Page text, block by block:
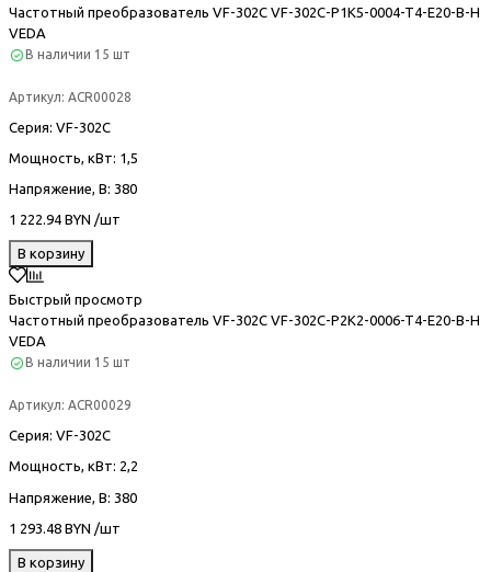
Частотный преобразователь VF-302С VF-302C-P1K5-0004-T4-E20-B-H
VEDA
В наличии 15 шт
Артикул: ACR00028
Серия: VF-302С
Мощность, кВт: 1,5
Напряжение, В: 380
1 222.94 BYN /шт
В корзину
Быстрый просмотр
Частотный преобразователь VF-302С VF-302C-P2K2-0006-T4-E20-B-H
VEDA
В наличии 15 шт
Артикул: ACR00029
Серия: VF-302С
Мощность, кВт: 2,2
Напряжение, В: 380
1 293.48 BYN /шт
В корзину